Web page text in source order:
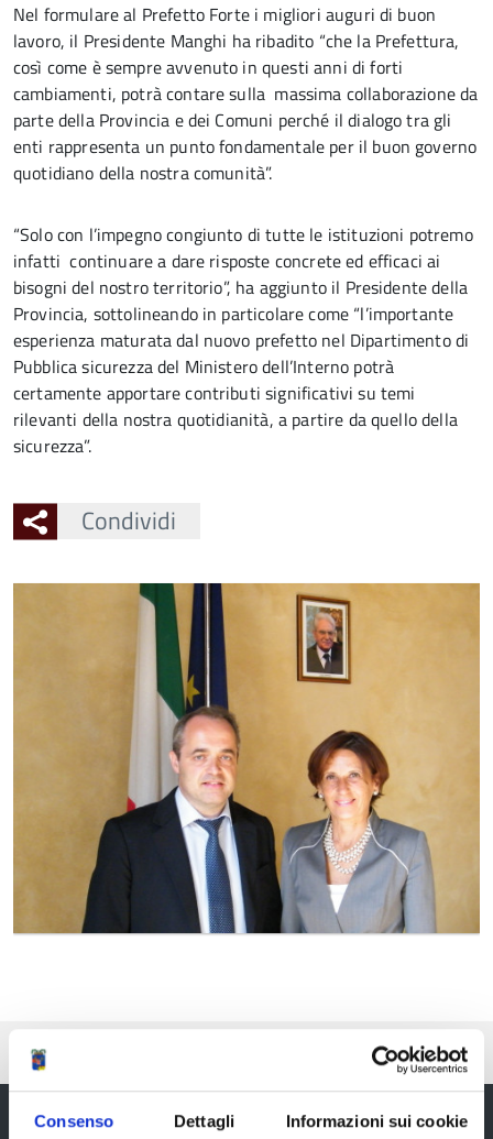
Consenso Dettagli Informazioni sui cookie
Nel formulare al Prefetto Forte i migliori auguri di buon
lavoro, il Presidente Manghi ha ribadito “che la Prefettura,
così come è sempre avvenuto in questi anni di forti
cambiamenti, potrà contare sulla massima collaborazione da
parte della Provincia e dei Comuni perché il dialogo tra gli
enti rappresenta un punto fondamentale per il buon governo
quotidiano della nostra comunità”.
“Solo con l’impegno congiunto di tutte le istituzioni potremo
infatti continuare a dare risposte concrete ed efficaci ai
bisogni del nostro territorio”, ha aggiunto il Presidente della
Provincia, sottolineando in particolare come “l’importante
esperienza maturata dal nuovo prefetto nel Dipartimento di
Pubblica sicurezza del Ministero dell’Interno potrà
certamente apportare contributi significativi su temi
rilevanti della nostra quotidianità, a partire da quello della
sicurezza”.
Condividi
Pubblicato: 30 Maggio 2017